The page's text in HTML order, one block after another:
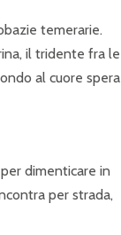
temerarie.
il tridente fra le
al cuore spera
dimenticare in
per strada,